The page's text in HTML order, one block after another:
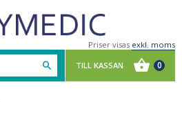
Priser visas exkl. moms